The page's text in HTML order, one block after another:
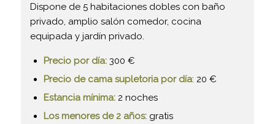
Dispone de 5 habitaciones dobles con baño
privado, amplio salón comedor, cocina
equipada y jardín privado.
Precio por día:300 €
Precio de cama supletoria por día: 20 €
Estancia mínima:2 noches
Los menores de 2 años:gratis